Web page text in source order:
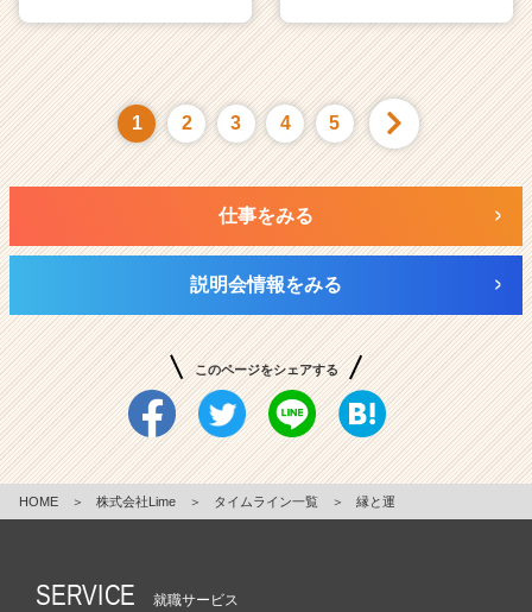
1 2 3 4 5
仕事をみる
説明会情報をみる
このページをシェアする
HOME ＞ 株式会社Lime ＞ タイムライン一覧 ＞ 縁と運
SERVICE 就職サービス